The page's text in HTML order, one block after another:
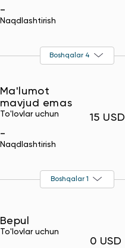
-
Naqdlashtirish
Boshqalar 4
Ma'lumot
mavjud emas
To'lovlar uchun
-
Naqdlashtirish
15 USD
Boshqalar 1
Bepul
To'lovlar uchun
0 USD